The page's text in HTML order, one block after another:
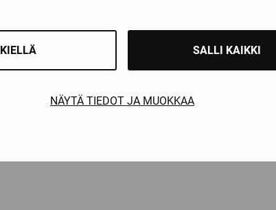
KIELLÄ SALLI KAIKKI
NÄYTÄ TIEDOT JA MUOKKAA
Maalivahdit
Taitoluistelu
Tekstiilit